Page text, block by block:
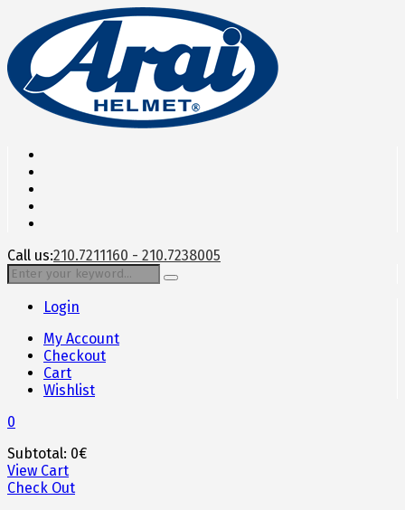
Call us:210.7211160 - 210.7238005
Login
My Account
Checkout
Cart
Wishlist
0
Subtotal: 0€
View Cart
Check Out